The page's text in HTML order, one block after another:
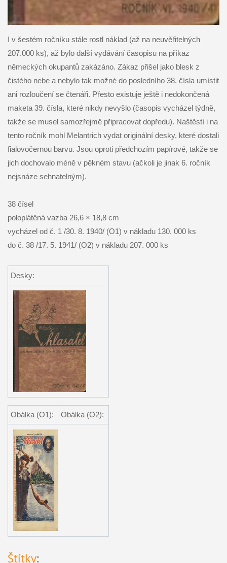
I v šestém ročníku stále rostl náklad (až na neuvěřitelných
207.000 ks), až bylo další vydávání časopisu na příkaz
německých okupantů zakázáno. Zákaz přišel jako blesk z
čistého nebe a nebylo tak možné do posledního 38. čísla umístit
ani rozloučení se čtenáři. Přesto existuje ještě i nedokončená
maketa 39. čísla, které nikdy nevyšlo (časopis vycházel týdně,
takže se musel samozřejmě připracovat dopředu). Naštěstí i na
tento ročník mohl Melantrich vydat originální desky, které dostali
fialovočernou barvu. Jsou oproti předchozím papírové, takže se
jich dochovalo méně v pěkném stavu (ačkoli je jinak 6. ročník
nejsnáze sehnatelným).
38 čísel
poloplátěná vazba 26,6 × 18,8 cm
vycházel od č. 1 /30. 8. 1940/ (O1) v nákladu 130. 000 ks
do č. 38 /17. 5. 1941/ (O2) v nákladu 207. 000 ks
Desky:
Obálka (O1): Obálka (O2):
Štítky: